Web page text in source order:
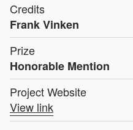
Credits
Frank Vinken
Prize
Honorable Mention
Project Website
View link